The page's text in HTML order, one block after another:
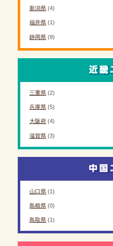
新潟県 (4)
福井県 (1)
静岡県 (9)
三重県 (2)
兵庫県 (5)
大阪府 (4)
滋賀県 (3)
山口県 (1)
島根県 (0)
鳥取県 (1)